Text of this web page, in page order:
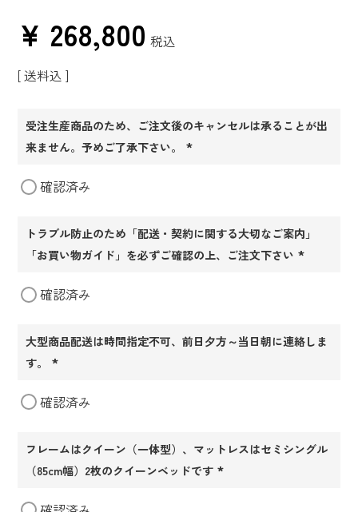
¥ 268,800 税込
送料込
受注生産商品のため、ご注文後のキャンセルは承ることが出
来ません。予めご了承下さい。
確認済み
トラブル防止のため「配送・契約に関する大切なご案内」
「お買い物ガイド」を必ずご確認の上、ご注文下さい
確認済み
大型商品配送は時間指定不可、前日夕方～当日朝に連絡しま
す。
須)
確認済み
フレームはクイーン（一体型）、マットレスはセミシングル
（85cm幅）2枚のクイーンベッドです